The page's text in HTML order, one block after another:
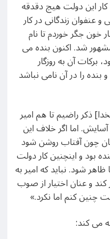
این دولت هیچ دقدقه
و عنفوان زندگانی در کار
خون جگر خوردم تا نام
شد. اکنون بنده می
برکات آن به روزگار
را در آن نامی نباشد
ذکر راضیم تا هم امیر
اما اگر خلاف این
چون آفتاب روشن شود
بود و اینچنین کار دولت
شود. نباید که امیر به
و عنان اختیار از صوب
چنین کنم اما نکرد.»
می کند: